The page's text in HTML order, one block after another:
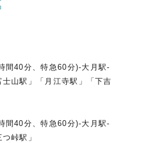
間40分、特急60分)-大月駅-
山駅」「月江寺駅」「下吉
間40分、特急60分)-大月駅-
峠駅」